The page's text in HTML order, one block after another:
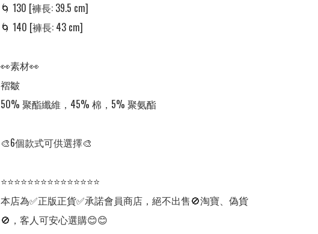
🌀 130 [褲長: 39.5 cm]
🌀 140 [褲長: 43 cm]
👀素材👀
褶皺
50% 聚酯纖維，45% 棉，5% 聚氨酯
🎨6個款式可供選擇🎨
⭐⭐⭐⭐⭐⭐⭐⭐⭐⭐⭐⭐⭐⭐⭐
本店為✅正版正貨✅承諾會員商店，絕不出售🚫淘寶、偽貨
🚫，客人可安心選購😊😊